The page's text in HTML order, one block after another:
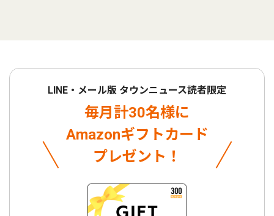
LINE・メール版 タウンニュース読者限定
毎月計30名様に
Amazonギフトカード
プレゼント！